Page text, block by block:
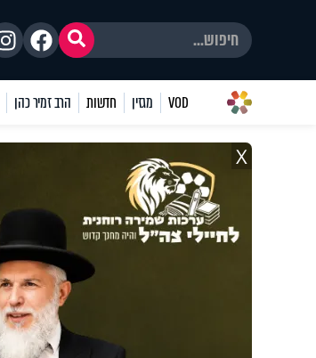
VOD מגזין חדשות הרב זמיר כהן
X